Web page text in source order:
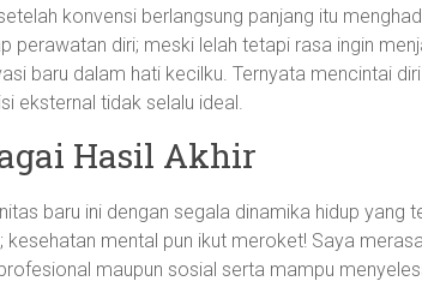
konvensi berlangsung panjang itu
perawatan diri; meski lelah tetapi rasa ingin
baru dalam hati kecilku. Ternyata mencintai
eksternal tidak selalu ideal.
Hasil Akhir
baru ini dengan segala dinamika hidup yang
kesehatan mental pun ikut meroket! Saya
maupun sosial serta mampu